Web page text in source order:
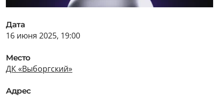
Дата
16 июня 2025, 19:00
Место
ДК «Выборгский»
Адрес